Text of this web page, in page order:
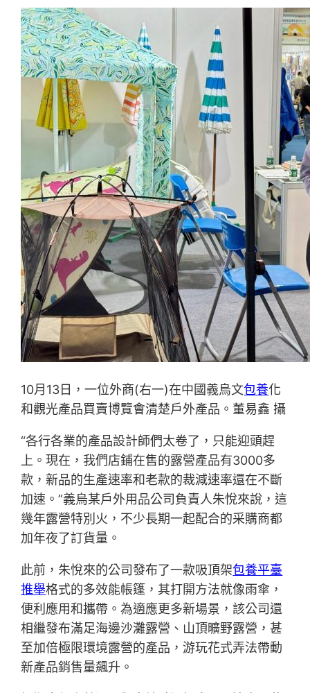
10月13日，一位外商(右一)在中國義烏文包養化
和觀光產品買賣博覽會清楚戶外產品。董易鑫 攝
“各行各業的產品設計師們太卷了，只能迎頭趕
上。現在，我們店鋪在售的露營產品有3000多
款，新品的生產速率和老款的裁減速率還在不斷
加速。”義烏某戶外用品公司負責人朱悅來說，這
幾年露營特別火，不少長期一起配合的采購商都
加年夜了訂貨量。
此前，朱悅來的公司發布了一款吸頂架包養平臺
推舉格式的多效能帳篷，其打開方法就像雨傘，
便利應用和攜帶。為適應更多新場景，該公司還
相繼發布滿足海邊沙灘露營、山頂曠野露營，甚
至加倍極限環境露營的產品，游玩花式弄法帶動
新產品銷售量飆升。